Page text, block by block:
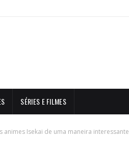
SÉRIES E FILMES
Isekai de uma maneira interessante